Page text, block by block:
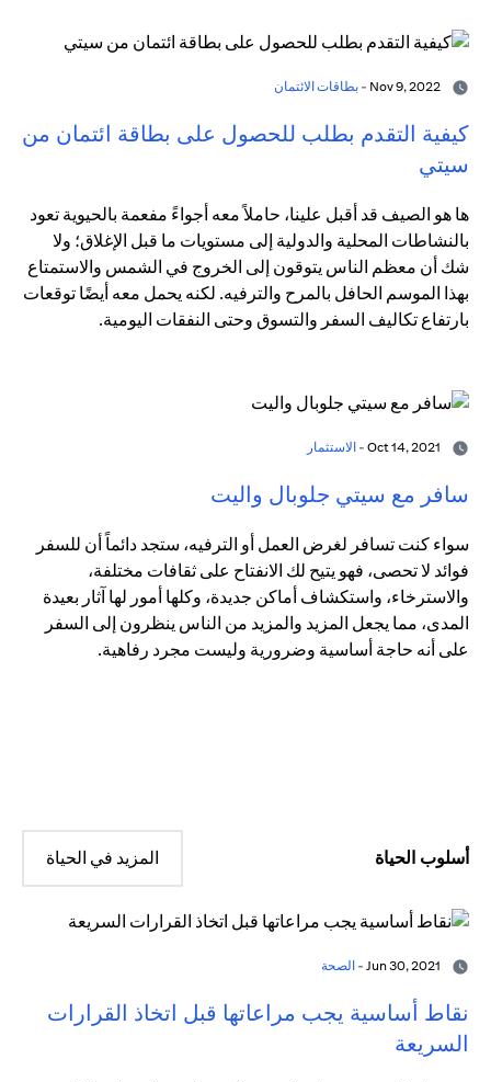
بطاقات الائتمان
كيفية التقدم بطلب للحصول على بطاقة ائتمان من
سيتي
ها هو الصيف قد أقبل علينا، حاملاً معه أجواءً مفعمة بالحيوية تعود
بالنشاطات المحلية والدولية إلى مستويات ما قبل الإغلاق؛ ولا
شك أن معظم الناس يتوقون إلى الخروج في الشمس والاستمتاع
بهذا الموسم الحافل بالمرح والترفيه. لكنه يحمل معه أيضًا توقعات
بارتفاع تكاليف السفر والتسوق وحتى النفقات اليومية.
الاستثمار
سافر مع سيتي جلوبال واليت
سواء كنت تسافر لغرض العمل أو الترفيه، ستجد دائماً أن للسفر
فوائد لا تحصى، فهو يتيح لك الانفتاح على ثقافات مختلفة،
والاسترخاء، واستكشاف أماكن جديدة، وكلها أمور لها آثار بعيدة
المدى، مما يجعل المزيد والمزيد من الناس ينظرون إلى السفر
على أنه حاجة أساسية وضرورية وليست مجرد رفاهية.
أسلوب الحياة المزيد في الحياة
الصحة
نقاط أساسية يجب مراعاتها قبل اتخاذ القرارات
السريعة